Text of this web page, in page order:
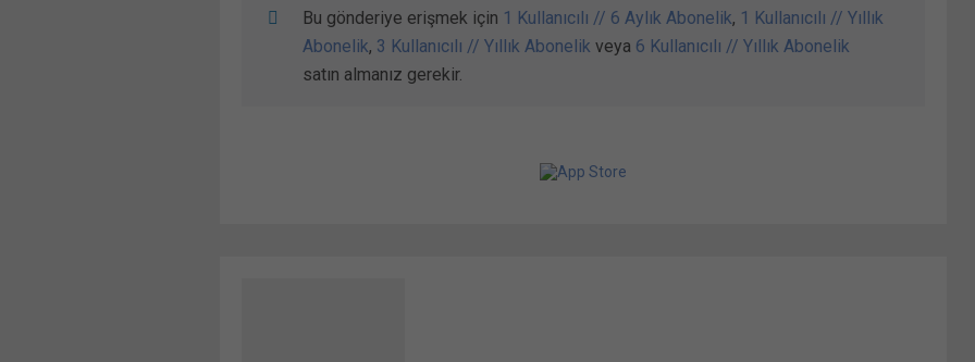
Bu gönderiye erişmek için 1 Kullanıcılı // 6 Aylık Abonelik, 1 Kullanıcılı // Yıllık
Abonelik, 3 Kullanıcılı // Yıllık Abonelik veya 6 Kullanıcılı // Yıllık Abonelik
satın almanız gerekir.